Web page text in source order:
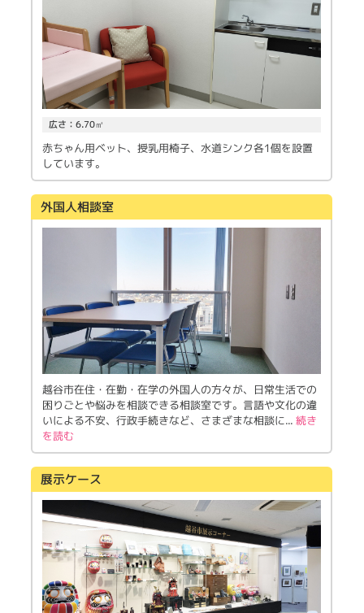
広さ：6.70㎡
赤ちゃん用ベット、授乳用椅子、水道シンク各1個を設置
しています。
外国人相談室
越谷市在住・在勤・在学の外国人の方々が、日常生活での
困りごとや悩みを相談できる相談室です。言語や文化の違
いによる不安、行政手続きなど、さまざまな相談に... 続き
を読む
展示ケース